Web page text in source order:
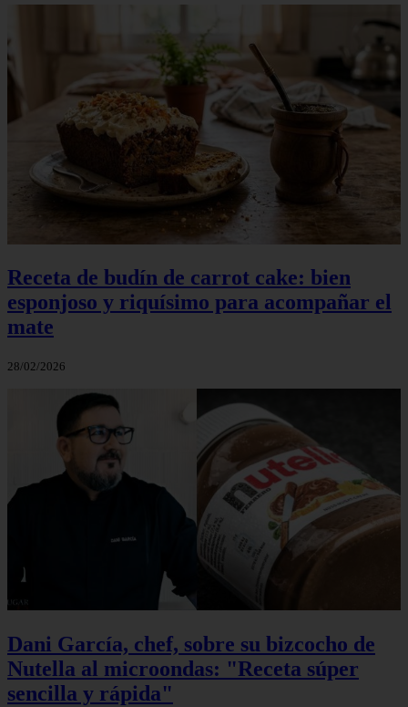
Receta de budín de carrot cake: bien
esponjoso y riquísimo para acompañar el
mate
28/02/2026
Dani García, chef, sobre su bizcocho de
Nutella al microondas: "Receta súper
sencilla y rápida"